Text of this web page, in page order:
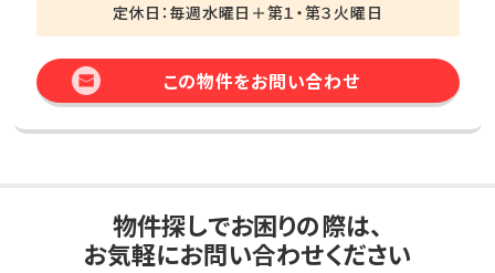
定休日：毎週水曜日＋第１・第３火曜日
この物件をお問い合わせ
物件探しでお困りの際は、
お気軽にお問い合わせください